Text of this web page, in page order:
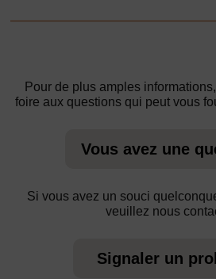
Pour de plus amples
foire aux questions qui peut vous
Vous avez une
Si vous avez un souci
veuillez nous
Signaler un